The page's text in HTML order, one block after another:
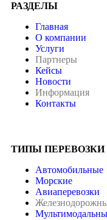
РАЗДЕЛЫ
Главная
О компании
Услуги
Партнеры
Кейсы
Новости
Информация
Контакты
ТИПЫ ПЕРЕВОЗКИ
Автомобильные
Морские
Авиаперевозки